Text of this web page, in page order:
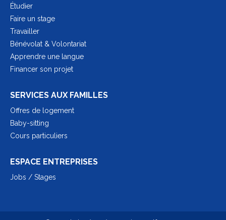
Étudier
Faire un stage
Travailler
Bénévolat & Volontariat
Apprendre une langue
Financer son projet
SERVICES AUX FAMILLES
Offres de logement
Baby-sitting
Cours particuliers
ESPACE ENTREPRISES
Jobs / Stages